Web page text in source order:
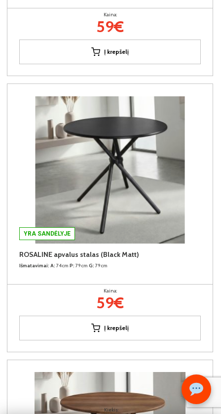
Kiekis:
Kaina:
59€
Į krepšelį
YRA SANDĖLYJE
ROSALINE apvalus stalas (Black Matt)
Išmatavimai: A: 74cm P: 79cm G: 79cm
Kaina:
59€
Į krepšelį